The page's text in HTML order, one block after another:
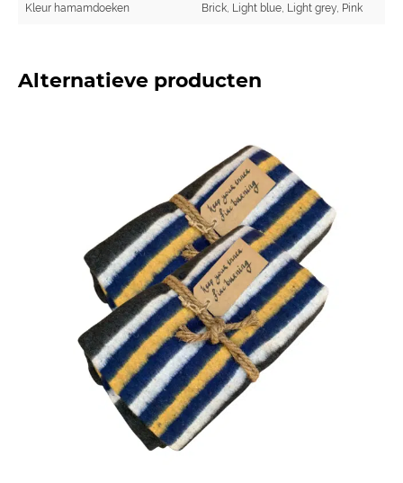
Kleur hamamdoeken Brick, Light blue, Light grey, Pink
Alternatieve producten